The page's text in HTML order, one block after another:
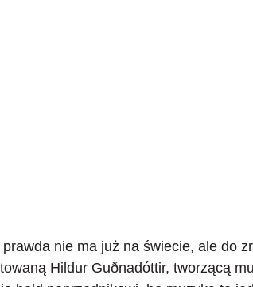
nie ma już na świecie, ale do
Hildur Guðnadóttir, tworzącą